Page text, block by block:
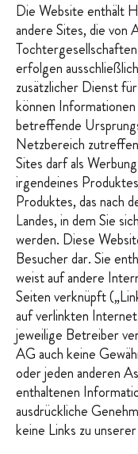
Die Website enthält
andere Sites, die von
erfolgen
zusätzlicher Dienst
können
betreffende
Netzbereich
Sites darf als
irgendeines
Produktes, das nach
Landes, in dem Sie
werden. Diese
Besucher dar. Sie
weist auf andere
Seiten verknüpft
auf verlinkten
jeweilige Betreiber
AG auch keine
oder jeden anderen
enthaltenen
ausdrückliche
keine Links zu